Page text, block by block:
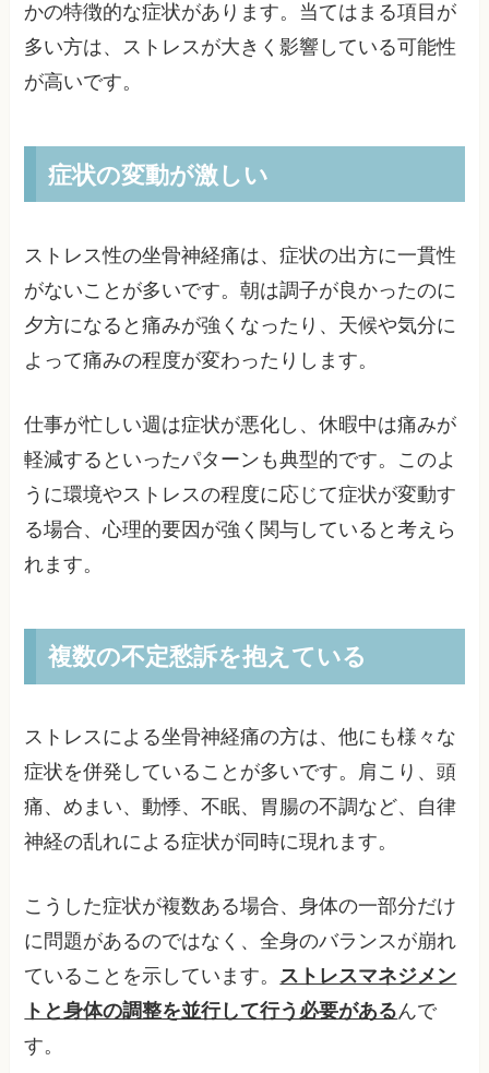
かの特徴的な症状があります。当てはまる項目が
多い方は、ストレスが大きく影響している可能性
が高いです。
症状の変動が激しい
ストレス性の坐骨神経痛は、症状の出方に一貫性
がないことが多いです。朝は調子が良かったのに
夕方になると痛みが強くなったり、天候や気分に
よって痛みの程度が変わったりします。
仕事が忙しい週は症状が悪化し、休暇中は痛みが
軽減するといったパターンも典型的です。このよ
うに環境やストレスの程度に応じて症状が変動す
る場合、心理的要因が強く関与していると考えら
れます。
複数の不定愁訴を抱えている
ストレスによる坐骨神経痛の方は、他にも様々な
症状を併発していることが多いです。肩こり、頭
痛、めまい、動悸、不眠、胃腸の不調など、自律
神経の乱れによる症状が同時に現れます。
こうした症状が複数ある場合、身体の一部分だけ
に問題があるのではなく、全身のバランスが崩れ
ていることを示しています。 ストレスマネジメン
トと身体の調整を並行して行う必要があるんで
す。